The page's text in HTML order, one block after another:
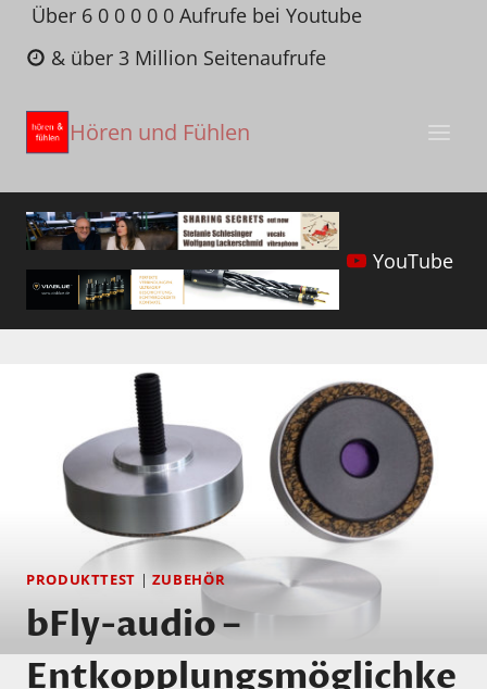
Zum
Inhalt
springen
Über 6 0 0 0 0 0 Aufrufe bei Youtube
& über 3 Million Seitenaufrufe
Hören und Fühlen
YouTube
PRODUKTTEST | ZUBEHÖR
bFly-audio –
Entkopplungsmöglichke